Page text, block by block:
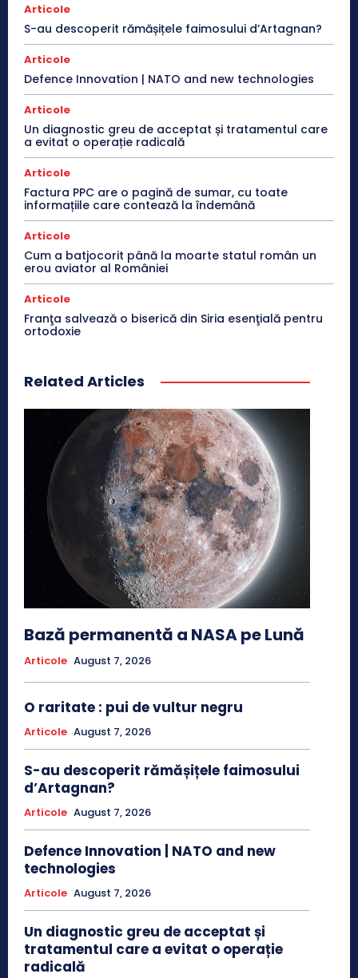
Articole
S-au descoperit rămășițele faimosului d’Artagnan?
Articole
Defence Innovation | NATO and new technologies
Articole
Un diagnostic greu de acceptat și tratamentul care
a evitat o operație radicală
Articole
Factura PPC are o pagină de sumar, cu toate
informațiile care contează la îndemână
Articole
Cum a batjocorit până la moarte statul român un
erou aviator al României
Articole
Franţa salvează o biserică din Siria esenţială pentru
ortodoxie
Related Articles
Bază permanentă a NASA pe Lună
Articole August 7, 2026
O raritate : pui de vultur negru
Articole August 7, 2026
S-au descoperit rămășițele faimosului
d’Artagnan?
Articole August 7, 2026
Defence Innovation | NATO and new
technologies
Articole August 7, 2026
Un diagnostic greu de acceptat și
tratamentul care a evitat o operație
radicală